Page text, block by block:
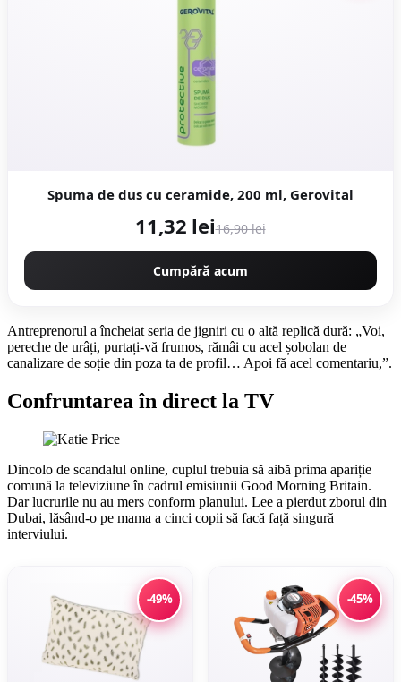
Spuma de dus cu ceramide, 200 ml, Gerovital
11,32 lei16,90 lei
Cumpără acum
Antreprenorul a încheiat seria de jigniri cu o altă replică dură: „Voi,
pereche de urâți, purtați-vă frumos, rămâi cu acel șobolan de
canalizare de soție din poza ta de profil… Apoi fă acel comentariu,”.
Confruntarea în direct la TV
Dincolo de scandalul online, cuplul trebuia să aibă prima apariție
comună la televiziune în cadrul emisiunii Good Morning Britain.
Dar lucrurile nu au mers conform planului. Lee a pierdut zborul din
Dubai, lăsând-o pe mama a cinci copii să facă față singură
interviului.
-49% -45%